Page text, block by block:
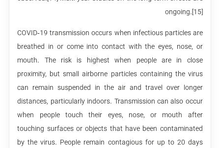
ongoing.[15]
COVID‑19 transmission occurs when infectious particles are
breathed in or come into contact with the eyes, nose, or
mouth. The risk is highest when people are in close
proximity, but small airborne particles containing the virus
can remain suspended in the air and travel over longer
distances, particularly indoors. Transmission can also occur
when people touch their eyes, nose, or mouth after
touching surfaces or objects that have been contaminated
by the virus. People remain contagious for up to 20 days